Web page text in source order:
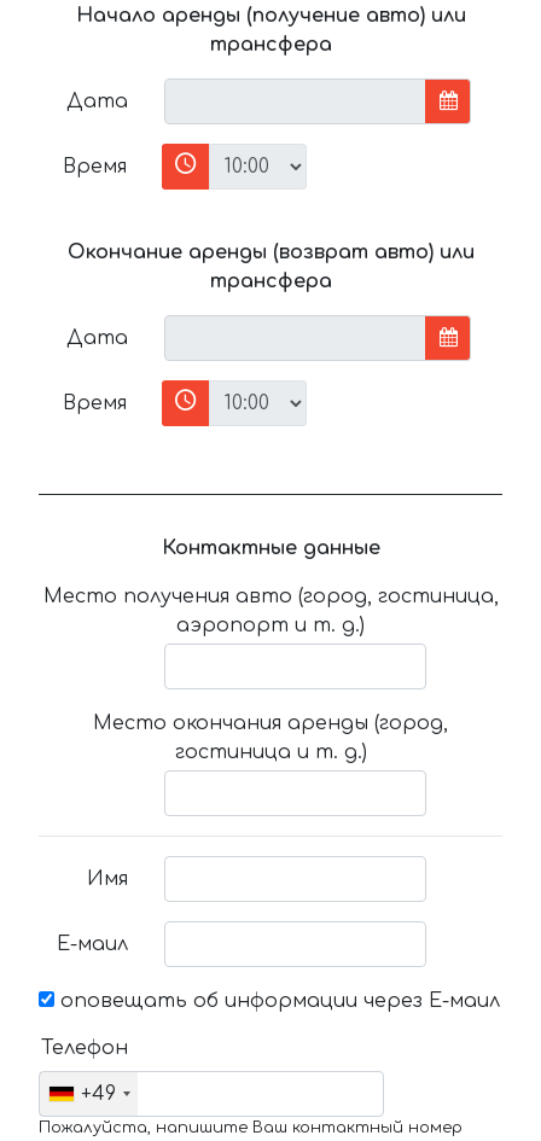
Начало аренды (получение авто) или
трансфера
Дата
Время
Окончание аренды (возврат авто) или
трансфера
Дата
Время
Контактные данные
Место получения авто (город, гостиница,
аэропорт и т. д.)
Место окончания аренды (город,
гостиница и т. д.)
Имя
Е-маил
оповещать об информации через Е-маил
Телефон
+49
Пожалуйста, напишите Ваш контактный номер